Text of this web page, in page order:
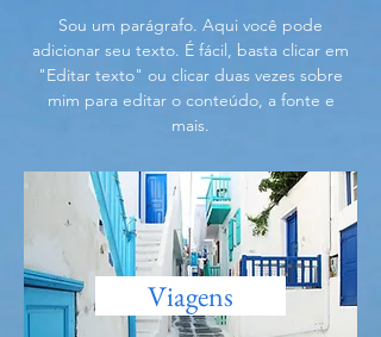
Sou um parágrafo. Aqui você pode
adicionar seu texto. É fácil, basta clicar em
"Editar texto" ou clicar duas vezes sobre
mim para editar o conteúdo, a fonte e
mais.
Viagens